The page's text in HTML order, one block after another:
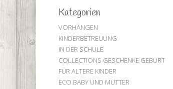
Kategorien
VORHÄNGEN
KINDERBETREUUNG
IN DER SCHULE
COLLECTIONS GESCHENKE GEBURT
FÜR ALTERE KINDER
ECO BABY UND MUTTER